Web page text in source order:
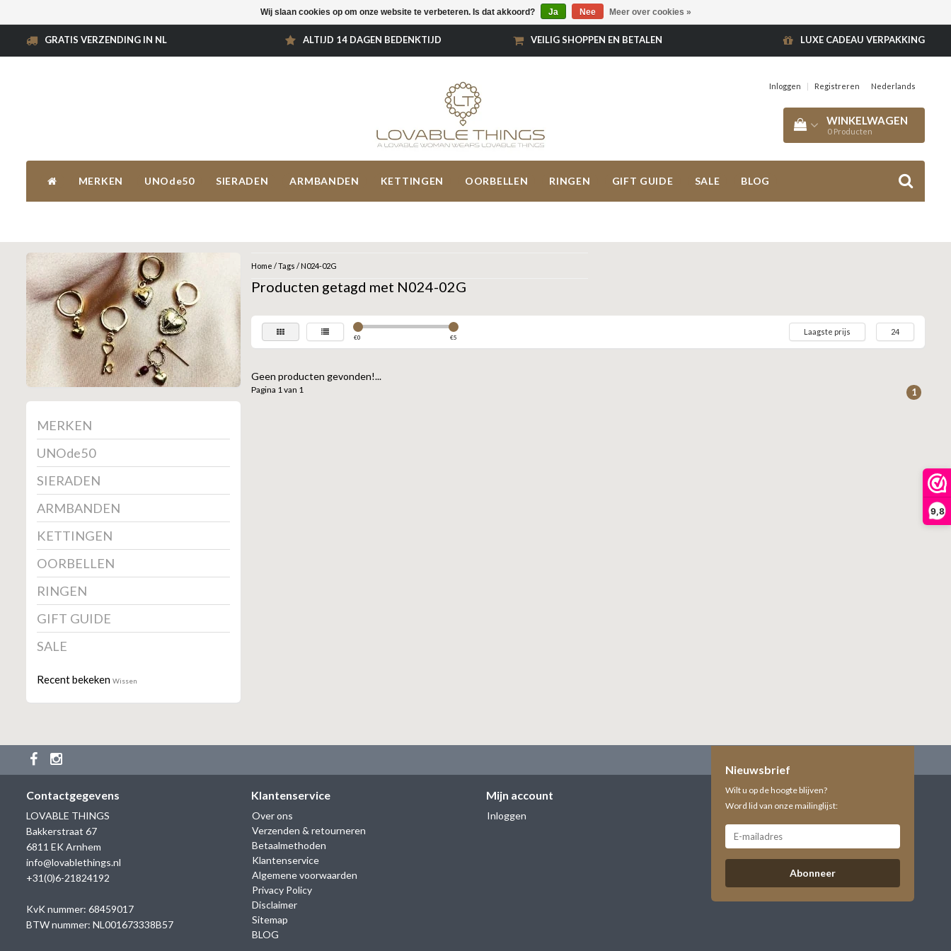
9,8
GRATIS VERZENDING IN NL ALTIJD 14 DAGEN BEDENKTIJD VEILIG SHOPPEN EN BETALEN LUXE CADEAU VERPAKKING
Inloggen | Registreren Nederlands
WINKELWAGEN
0 Producten
MERKEN UNOde50 SIERADEN ARMBANDEN KETTINGEN OORBELLEN RINGEN GIFT GUIDE SALE BLOG
MERKEN
UNOde50
SIERADEN
ARMBANDEN
KETTINGEN
OORBELLEN
RINGEN
GIFT GUIDE
SALE
Recent bekeken Wissen
Home /Tags / N024-02G
Producten getagd met N024-02G
€0 €5
Laagste prijs 24
Geen producten gevonden!...
Pagina 1 van 1 1
Contactgegevens
LOVABLE THINGS
Bakkerstraat 67
6811 EK Arnhem
info@lovablethings.nl
+31(0)6-21824192
KvK nummer: 68459017
BTW nummer: NL001673338B57
Klantenservice
Over ons
Verzenden & retourneren
Betaalmethoden
Klantenservice
Algemene voorwaarden
Privacy Policy
Disclaimer
Sitemap
BLOG
Mijn account
Inloggen
Nieuwsbrief
Wilt u op de hoogte blijven?
Word lid van onze mailinglijst:
Abonneer
Wij slaan cookies op om onze website te verbeteren. Is dat akkoord? Ja Nee Meer over cookies »